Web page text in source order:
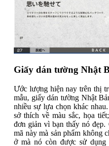
Giấy dán tường Nhật
Ước lượng hiện nay trên thị
mẫu, giấy dán tường Nhật
nhiều sự lựa chọn khác
sở thích về màu sắc, họa
đơn giản vì bạn thấy nó
mã này mà sản phẩm không
ở mà nó còn được sử dụng